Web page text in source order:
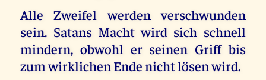
Alle Zweifel werden verschwunden
sein. Satans Macht wird sich schnell
mindern, obwohl er seinen Griff bis
zum wirklichen Ende nicht lösen wird.